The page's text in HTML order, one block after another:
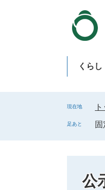
す
し
へ
くらし
現在地
足あと
公